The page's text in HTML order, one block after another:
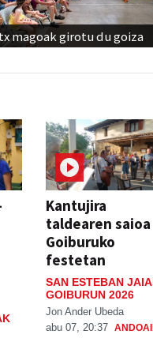
magoak girotu du goiza
Kantujira
taldearen saioa
Goiburuko
festetan
SAN ESTEBAN
GOIBURUN 2026
Jon Ander Ubeda
abu 07, 20:37